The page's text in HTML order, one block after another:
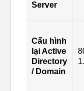
Server
Cấu hình
lại Active
Directory
/ Domain